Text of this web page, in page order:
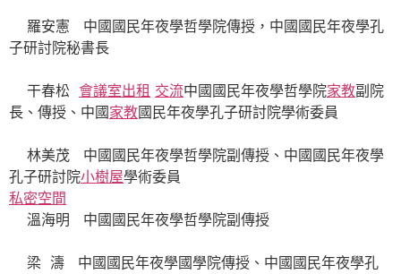
羅安憲 中國國民年夜學哲學院傳授，中國國民年夜學孔
子研討院秘書長
干春松 會議室出租 交流中國國民年夜學哲學院家教副院
長、傳授、中國家教國民年夜學孔子研討院學術委員
林美茂 中國國民年夜學哲學院副傳授、中國國民年夜學
孔子研討院小樹屋學術委員
私密空間
溫海明 中國國民年夜學哲學院副傳授
梁 濤 中國國民年夜學國學院傳授、中國國民年夜學孔